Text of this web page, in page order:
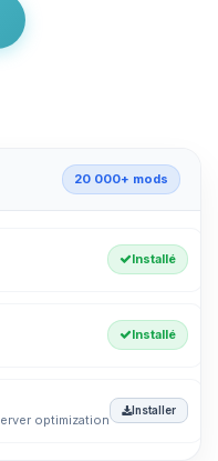
20 000+ mods
Installé
Installé
optimization
Installer